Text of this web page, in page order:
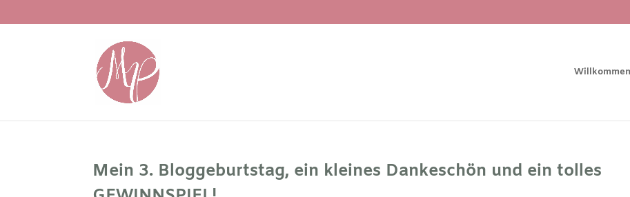
Willkommen
Mein 3. Bloggeburtstag, ein kleines Dankeschön und ein tolles